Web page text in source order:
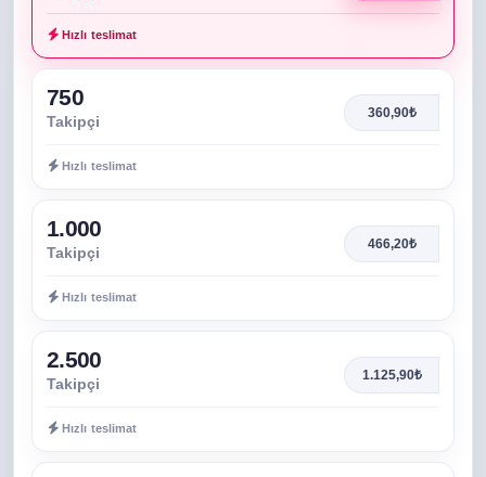
Hızlı teslimat
750
Takipçi 360,90₺
Hızlı teslimat
1.000
Takipçi 466,20₺
Hızlı teslimat
2.500
Takipçi 1.125,90₺
Hızlı teslimat